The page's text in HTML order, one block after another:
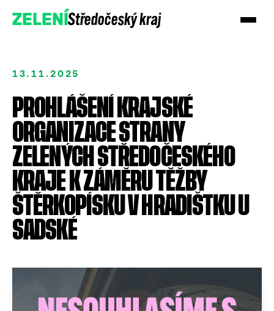
ZELENÍStředočeský kraj
Podpořte nás
13.11.2025
PROHLÁŠENÍ KRAJSKÉ
ORGANIZACE STRANY
ZELENÝCH STŘEDOČESKÉHO
KRAJE K ZÁMĚRU TĚŽBY
ŠTĚRKOPÍSKU V HRADIŠTKU U
SADSKÉ